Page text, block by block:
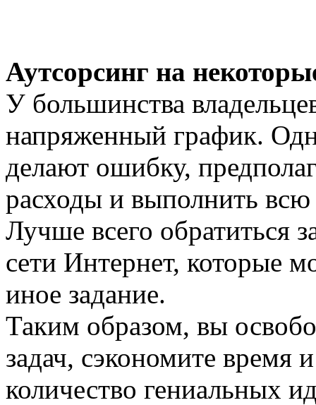
Аутсорсинг на
У большинства
напряженный график.
делают ошибку,
расходы и выполнить
Лучше всего обратиться
сети Интернет, которые
иное задание.
Таким образом, вы
задач, сэкономите время
количество гениальных